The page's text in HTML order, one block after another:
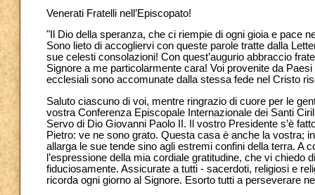
Venerati Fratelli nell’Episcopato!
"Il Dio della speranza, che ci riempie di ogni gioia e pace
Sono lieto di accogliervi con queste parole tratte dalla
sue celesti consolazioni! Con quest’augurio abbraccio
Signore a me particolarmente cara! Voi provenite da
ecclesiali sono accomunate dalla stessa fede nel Cristo
Saluto ciascuno di voi, mentre ringrazio di cuore per le
vostra Conferenza Episcopale Internazionale dei Santi
Servo di Dio Giovanni Paolo II. Il vostro Presidente s’è
Pietro: ve ne sono grato. Questa casa è anche la vostra;
allarga le sue tende sino agli estremi confini della terra. A
l’espressione della mia cordiale gratitudine, che vi
fiduciosamente. Assicurate a tutti - sacerdoti, religiosi e
ricorda ogni giorno al Signore. Esorto tutti a perseverare